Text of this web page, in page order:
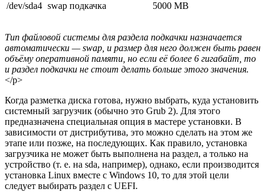
/dev/sda4 swap подкачка 5000 MB
Тип файловой системы для раздела подкачки назначается
автоматически — swap, и размер для него должен быть равен
объёму оперативной памяти, но если её более 6 гигабайт, то
и раздел подкачки не стоит делать больше этого значения.
</p>
Когда разметка диска готова, нужно выбрать, куда установить
системный загрузчик (обычно это Grub 2). Для этого
предназначена специальная опция в мастере установки. В
зависимости от дистрибутива, это можно сделать на этом же
этапе или позже, на последующих. Как правило, установка
загрузчика не может быть выполнена на раздел, а только на
устройство (т. е. на sda, например), однако, если производится
установка Linux вместе с Windows 10, то для этой цели
следует выбирать раздел с UEFI.